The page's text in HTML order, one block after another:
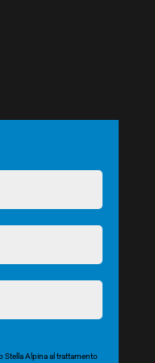
Alpina al trattamento